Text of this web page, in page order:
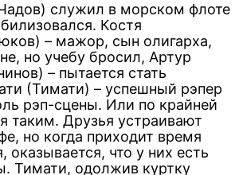
служил в морском флоте
Костя
– мажор, сын олигарха,
но учебу бросил, Артур
– пытается стать
(Тимати) – успешный рэпер
рэп-сцены. Или по крайней
таким. Друзья устраивают
но когда приходит время
оказывается, что у них есть
Тимати, одолжив куртку